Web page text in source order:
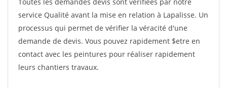
service Qualité avant la mise en relation à Lapalisse. Un
processus qui permet de vérifier la véracité d'une
demande de devis. Vous pouvez rapidement $etre en
contact avec les peintures pour réaliser rapidement
leurs chantiers travaux.